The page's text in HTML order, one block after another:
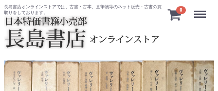
長島書店オンラインストアでは、古書・古本、直筆物等のネット販売・古書の買
取りをしております。
0 Menu